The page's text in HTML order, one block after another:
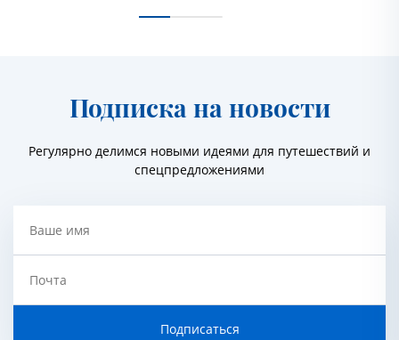
Подписка на новости
Регулярно делимся новыми идеями для путешествий и
спецпредложениями
Ваше имя
Почта
Подписаться